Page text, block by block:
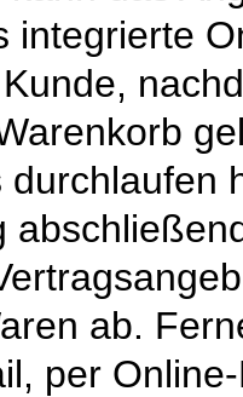
integrierte
durchlaufen
ab.
per